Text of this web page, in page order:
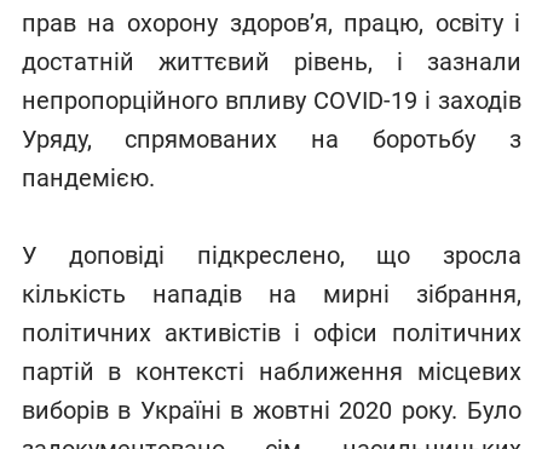
прав на охорону здоров’я, працю, освіту і
достатній життєвий рівень, і зазнали
непропорційного впливу COVID-19 і заходів
Уряду, спрямованих на боротьбу з
пандемією.
У доповіді підкреслено, що зросла
кількість нападів на мирні зібрання,
політичних активістів і офіси політичних
партій в контексті наближення місцевих
виборів в Україні в жовтні 2020 року. Було